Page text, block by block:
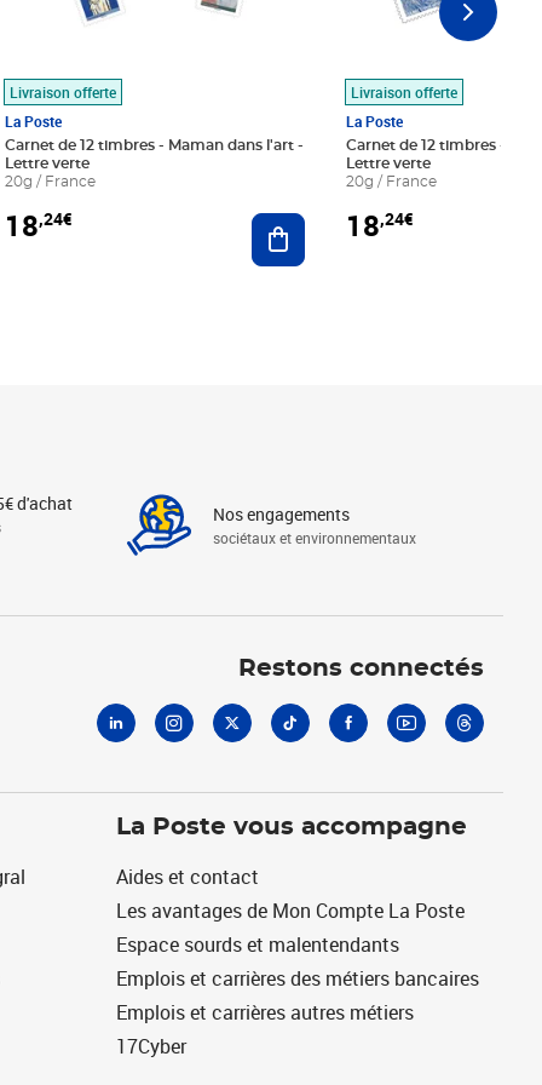
au panier
Livraison offerte
La Poste
Carnet de 12 timbres - Maman dans l'art -
Lettre verte
20g / France
18,24€ Ajouter au panier
Livraison offerte
La Poste
Carnet de 12 timbres - Le
Lettre verte
20g / France
18,24€
d'achat Nos engagements
sociétaux et environnementaux
Restons connectés
La Poste vous accompagne
Aides et contact
Les avantages de Mon Compte La Poste
Espace sourds et malentendants
Emplois et carrières des métiers bancaires
Emplois et carrières autres métiers
17Cyber